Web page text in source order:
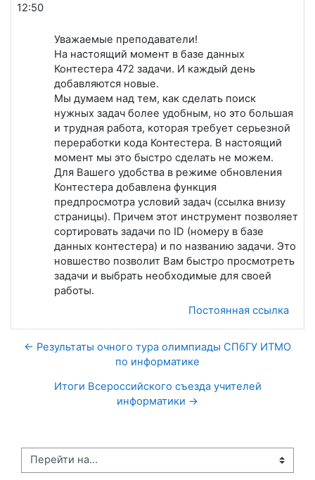
12:50
Уважаемые преподаватели!
На настоящий момент в базе данных
Контестера 472 задачи. И каждый день
добавляются новые.
Мы думаем над тем, как сделать поиск
нужных задач более удобным, но это большая
и трудная работа, которая требует серьезной
переработки кода Контестера. В настоящий
момент мы это быстро сделать не можем.
Для Вашего удобства в режиме обновления
Контестера добавлена функция
предпросмотра условий задач (ссылка внизу
страницы). Причем этот инструмент позволяет
сортировать задачи по ID (номеру в базе
данных контестера) и по названию задачи. Это
новшество позволит Вам быстро просмотреть
задачи и выбрать необходимые для своей
работы.
Постоянная ссылка
← Результаты очного тура олимпиады СПбГУ ИТМО
по информатике
Итоги Всероссийского съезда учителей
информатики →
Перейти на...